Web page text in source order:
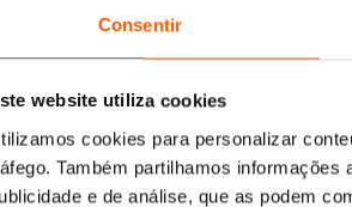
Consentir
website utiliza cookies
cookies para personalizar
Também partilhamos
e de análise, que as podem
€.
10,95€O
preço
original
10,95 €.
9,86
preço
atual
9,86 €.
Bluey: Avô
Bluey: